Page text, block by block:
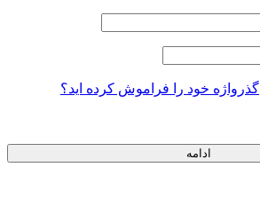
گذرواژه خود را فراموش کرده اید؟
ادامه